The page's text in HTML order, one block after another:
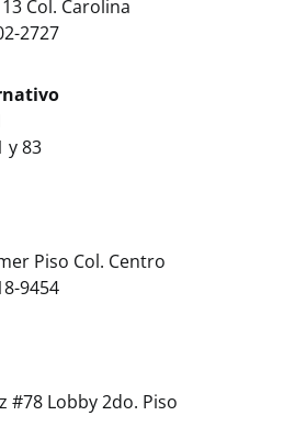
Col. Carolina
2727
y 83
Piso Col. Centro
9454
#78 Lobby 2do. Piso